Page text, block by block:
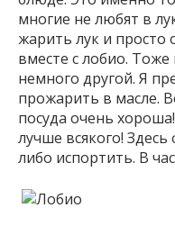
многие не любят в
жарить лук и просто
вместе с лобио.
немного другой. Я
прожарить в масле.
посуда очень
лучше всякого!
либо испортить. В